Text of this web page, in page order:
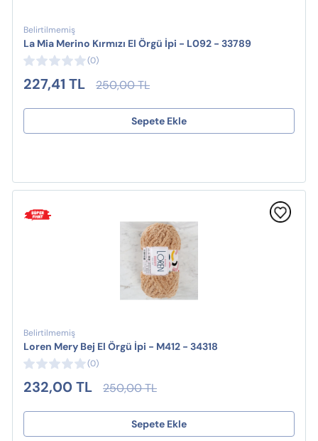
Belirtilmemiş
La Mia Merino Kırmızı El Örgü İpi - L092 - 33789
(0)
227,41 TL 250,00 TL
Sepete Ekle
Belirtilmemiş
Loren Mery Bej El Örgü İpi - M412 - 34318
(0)
232,00 TL 250,00 TL
Sepete Ekle